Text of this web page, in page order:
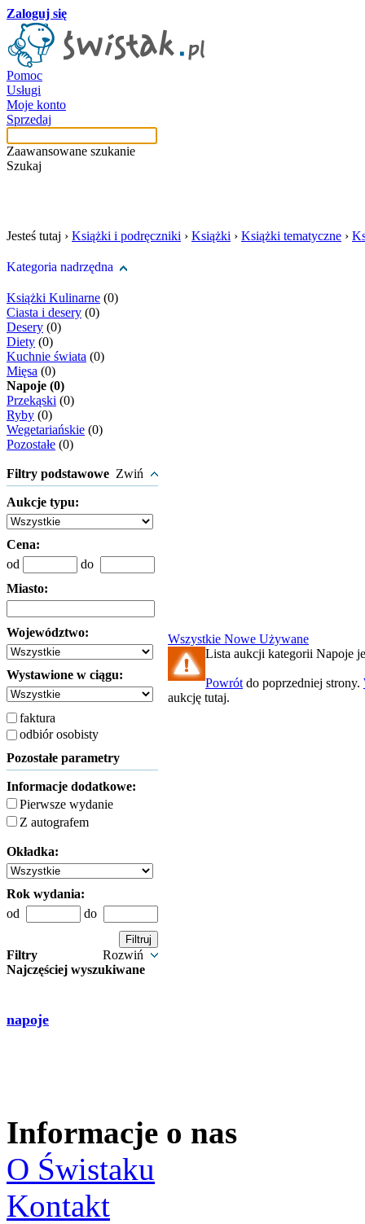
Zaloguj się
Pomoc
Usługi
Moje konto
Sprzedaj
Zaawansowane szukanie
Szukaj
Jesteś tutaj › Książki i podręczniki › Książki › Książki tematyczne ›
Kategoria nadrzędna
Książki Kulinarne (0)
Ciasta i desery (0)
Desery (0)
Diety (0)
Kuchnie świata (0)
Mięsa (0)
Napoje (0)
Przekąski (0)
Ryby (0)
Wegetariańskie (0)
Pozostałe (0)
Filtry podstawowe Zwiń
Aukcje typu:
Cena:
od
do
Miasto:
Województwo:
Wystawione w ciągu:
faktura
odbiór osobisty
Pozostałe parametry
Informacje dodatkowe:
Pierwsze wydanie
Z autografem
Okładka:
Rok wydania:
od
do
Filtry
Rozwiń
Najczęściej wyszukiwane
napoje
Wszystkie Nowe Używane
Lista aukcji kategorii Napoje
Powrót do poprzedniej strony.
aukcję tutaj.
Informacje o nas
O Świstaku
Kontakt